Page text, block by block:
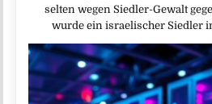
selten wegen Siedler-Gewalt
wurde ein israelischer Siedler